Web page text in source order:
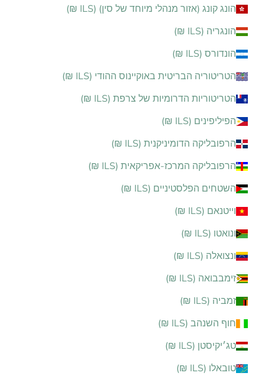
הונג קונג (אזור מנהלי מיוחד של סין) (ILS ₪)
הונגריה (ILS ₪)
הונדורס (ILS ₪)
הטריטוריה הבריטית באוקיינוס ההודי (ILS ₪)
הטריטוריות הדרומיות של צרפת (ILS ₪)
הפיליפינים (ILS ₪)
הרפובליקה הדומיניקנית (ILS ₪)
הרפובליקה המרכז-אפריקאית (ILS ₪)
השטחים הפלסטיניים (ILS ₪)
וייטנאם (ILS ₪)
ונואטו (ILS ₪)
ונצואלה (ILS ₪)
זימבבואה (ILS ₪)
זמביה (ILS ₪)
חוף השנהב (ILS ₪)
טג׳יקיסטן (ILS ₪)
טובאלו (ILS ₪)